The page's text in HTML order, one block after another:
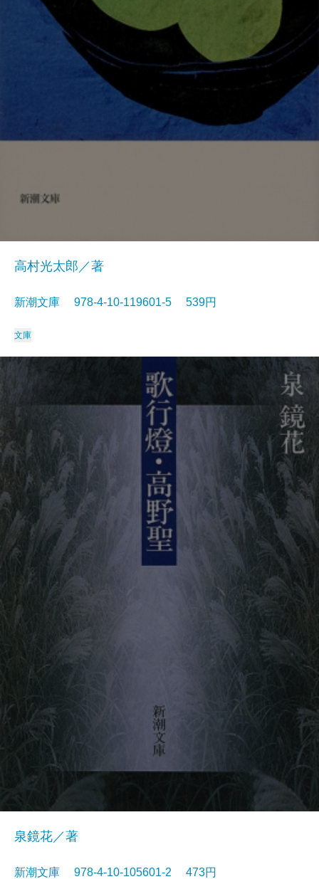
高村光太郎／著
新潮文庫 978-4-10-119601-5 539円
文庫
泉鏡花／著
新潮文庫 978-4-10-105601-2 473円